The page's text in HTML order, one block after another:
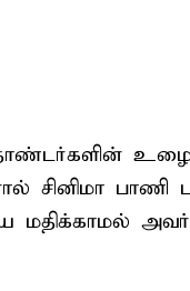
சினிமா
மதிக்காமல்